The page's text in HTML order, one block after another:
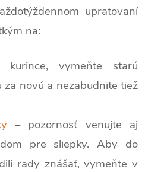
upratovaní
na:
vymeňte starú
za novú a nezabudnite tiež
– pozornosť venujte aj
pre sliepky. Aby do
rady znášať, vymeňte v